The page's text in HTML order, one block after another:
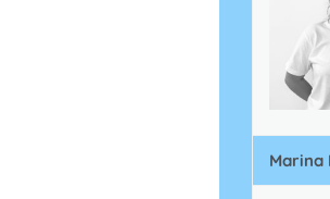
Marina